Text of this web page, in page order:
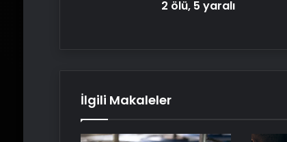
2 ölü, 5 yaralı
İlgili Makaleler